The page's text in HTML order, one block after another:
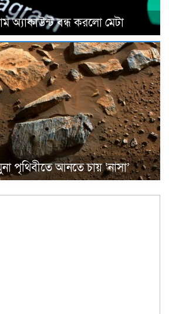
অ্যাকাউন্ট বন্ধ করলো মেটা
পৃথিবীতে আনতে চায় ‘নাসা’